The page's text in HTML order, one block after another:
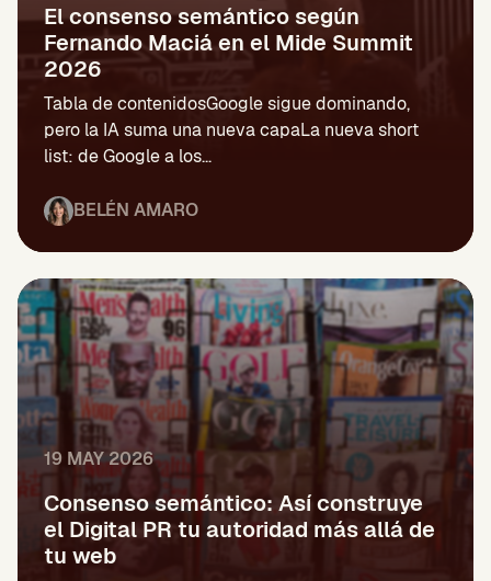
El consenso semántico según
Fernando Maciá en el Mide Summit
2026
Tabla de contenidosGoogle sigue dominando,
pero la IA suma una nueva capaLa nueva short
list: de Google a los...
BELÉN AMARO
19 MAY 2026
Consenso semántico: Así construye
el Digital PR tu autoridad más allá de
tu web